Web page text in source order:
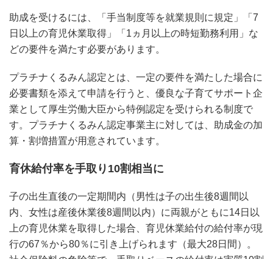
助成を受けるには、「手当制度等を就業規則に規定」「7
日以上の育児休業取得」「1ヵ月以上の時短勤務利用」な
どの要件を満たす必要があります。
プラチナくるみん認定とは、一定の要件を満たした場合に
必要書類を添えて申請を行うと、優良な子育てサポート企
業として厚生労働大臣から特例認定を受けられる制度で
す。プラチナくるみん認定事業主に対しては、助成金の加
算・割増措置が用意されています。
育休給付率を手取り10割相当に
子の出生直後の一定期間内（男性は子の出生後8週間以
内、女性は産後休業後8週間以内）に両親がともに14日以
上の育児休業を取得した場合、育児休業給付の給付率が現
行の67％から80％に引き上げられます（最大28日間）。